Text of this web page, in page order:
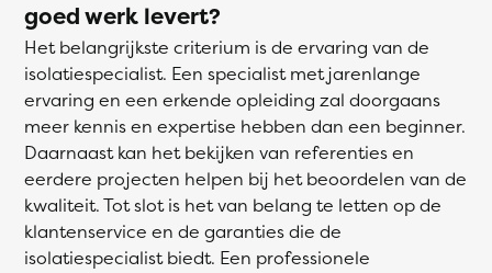
goed werk levert?
Het belangrijkste criterium is de ervaring van de
isolatiespecialist. Een specialist met jarenlange
ervaring en een erkende opleiding zal doorgaans
meer kennis en expertise hebben dan een beginner.
Daarnaast kan het bekijken van referenties en
eerdere projecten helpen bij het beoordelen van de
kwaliteit. Tot slot is het van belang te letten op de
klantenservice en de garanties die de
isolatiespecialist biedt. Een professionele